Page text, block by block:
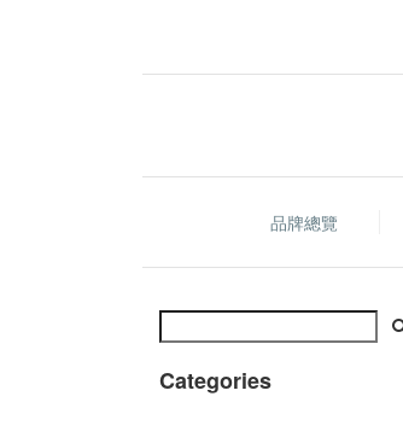
品牌總覽
Categories